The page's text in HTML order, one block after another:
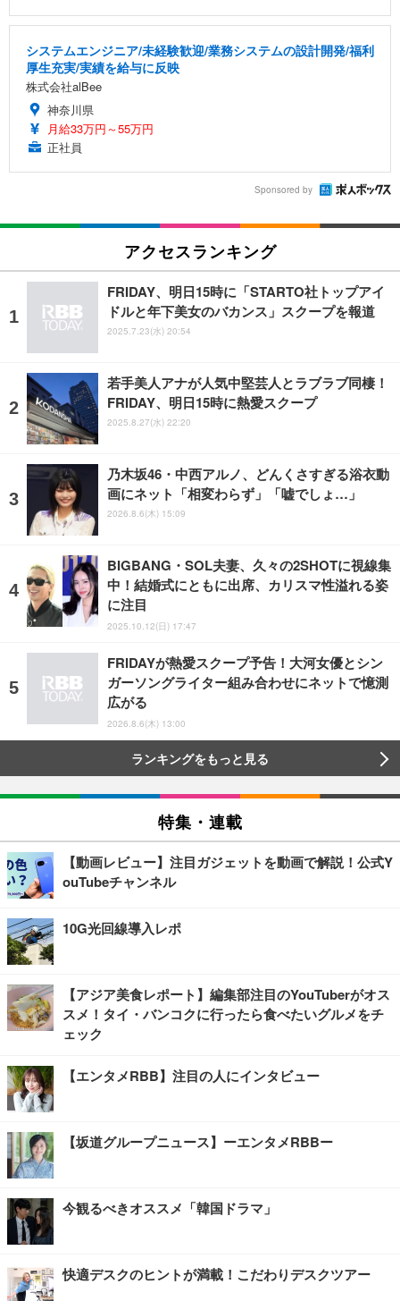
システムエンジニア/未経験歓迎/業務システムの設計開発/福利
厚生充実/実績を給与に反映
株式会社alBee
神奈川県
月給33万円～55万円
正社員
Sponsored by
アクセスランキング
FRIDAY、明日15時に「STARTO社トップアイ
ドルと年下美女のバカンス」スクープを報道
2025.7.23(水) 20:54
若手美人アナが人気中堅芸人とラブラブ同棲！
FRIDAY、明日15時に熱愛スクープ
2025.8.27(水) 22:20
乃木坂46・中西アルノ、どんくさすぎる浴衣動
画にネット「相変わらず」「嘘でしょ…」
2026.8.6(木) 15:09
BIGBANG・SOL夫妻、久々の2SHOTに視線集
中！結婚式にともに出席、カリスマ性溢れる姿
に注目
2025.10.12(日) 17:47
FRIDAYが熱愛スクープ予告！大河女優とシン
ガーソングライター組み合わせにネットで憶測
広がる
2026.8.6(木) 13:00
ランキングをもっと見る
特集・連載
【動画レビュー】注目ガジェットを動画で解説！公式Y
ouTubeチャンネル
10G光回線導入レポ
【アジア美食レポート】編集部注目のYouTuberがオス
スメ！タイ・バンコクに行ったら食べたいグルメをチ
ェック
【エンタメRBB】注目の人にインタビュー
【坂道グループニュース】ーエンタメRBBー
今観るべきオススメ「韓国ドラマ」
快適デスクのヒントが満載！こだわりデスクツアー